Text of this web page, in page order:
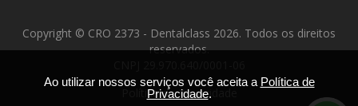
Copyright © CRO 2373 - Dentalclass 2026. Todos os direitos
reservados.
Política de Privacidade
Ao utilizar nossos serviços você aceita a Política de
Privacidade.